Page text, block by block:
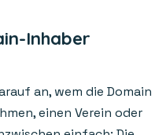
Inhaber
an, wem die Domain
einen Verein oder